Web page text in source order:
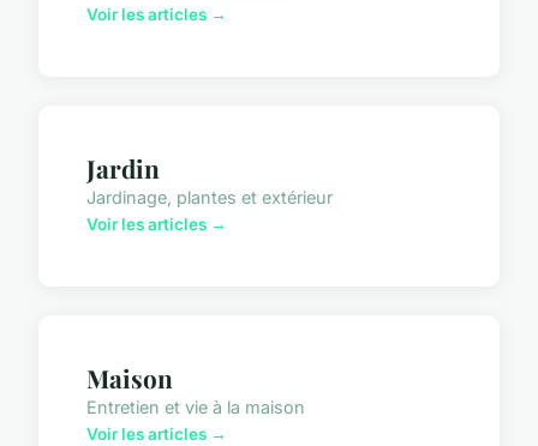
Voir les articles →
Jardin
Jardinage, plantes et extérieur
Voir les articles →
Maison
Entretien et vie à la maison
Voir les articles →